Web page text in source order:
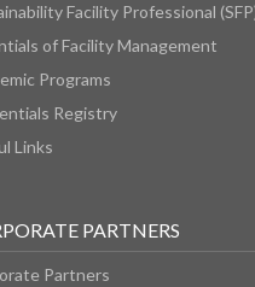
Facility Professional
of Facility Management
Programs
Registry
Links
PARTNERS
Partners